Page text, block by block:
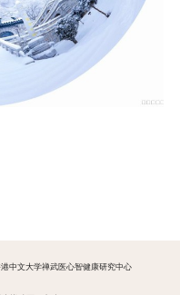
中文大学禅武医心智健康研究中心